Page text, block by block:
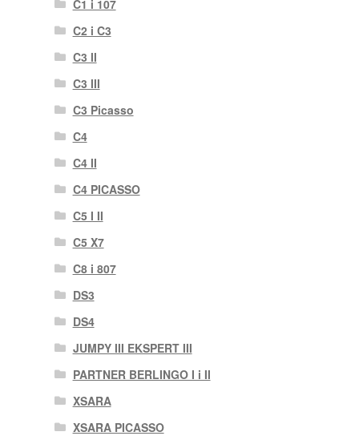
C1 i 107
C2 i C3
C3 II
C3 III
C3 Picasso
C4
C4 II
C4 PICASSO
C5 I II
C5 X7
C8 i 807
DS3
DS4
JUMPY III EKSPERT III
PARTNER BERLINGO I i II
XSARA
XSARA PICASSO